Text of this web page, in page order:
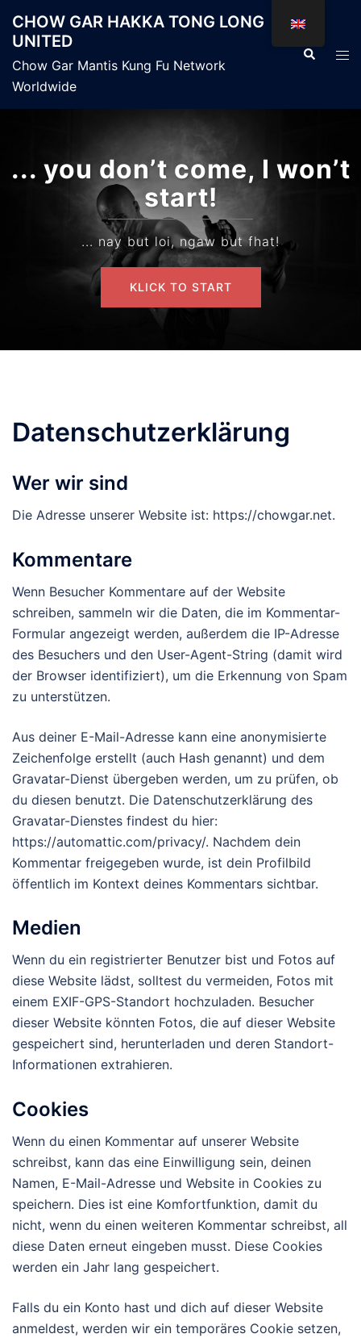
content
CHOW GAR HAKKA TONG LONG
UNITED
Chow Gar Mantis Kung Fu Network
Worldwide
Search
... you don’t come, I won’t
start!
... nay but loi, ngaw but fhat!
KLICK TO START
Datenschutzerklärung
Wer wir sind
Die Adresse unserer Website ist: https://chowgar.net.
Kommentare
Wenn Besucher Kommentare auf der Website
schreiben, sammeln wir die Daten, die im Kommentar-
Formular angezeigt werden, außerdem die IP-Adresse
des Besuchers und den User-Agent-String (damit wird
der Browser identifiziert), um die Erkennung von Spam
zu unterstützen.
Aus deiner E-Mail-Adresse kann eine anonymisierte
Zeichenfolge erstellt (auch Hash genannt) und dem
Gravatar-Dienst übergeben werden, um zu prüfen, ob
du diesen benutzt. Die Datenschutzerklärung des
Gravatar-Dienstes findest du hier:
https://automattic.com/privacy/. Nachdem dein
Kommentar freigegeben wurde, ist dein Profilbild
öffentlich im Kontext deines Kommentars sichtbar.
Medien
Wenn du ein registrierter Benutzer bist und Fotos auf
diese Website lädst, solltest du vermeiden, Fotos mit
einem EXIF-GPS-Standort hochzuladen. Besucher
dieser Website könnten Fotos, die auf dieser Website
gespeichert sind, herunterladen und deren Standort-
Informationen extrahieren.
Cookies
Wenn du einen Kommentar auf unserer Website
schreibst, kann das eine Einwilligung sein, deinen
Namen, E-Mail-Adresse und Website in Cookies zu
speichern. Dies ist eine Komfortfunktion, damit du
nicht, wenn du einen weiteren Kommentar schreibst, all
diese Daten erneut eingeben musst. Diese Cookies
werden ein Jahr lang gespeichert.
Falls du ein Konto hast und dich auf dieser Website
anmeldest, werden wir ein temporäres Cookie setzen,